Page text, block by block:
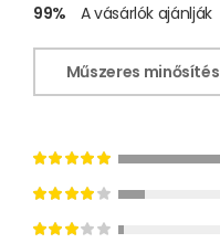
99% A vásárlók ajánlják
Műszeres minősítés